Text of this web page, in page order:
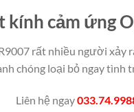
cảm ứng
rất nhiều người xảy
chóng loại bỏ ngay tình
Liên hệ ngay